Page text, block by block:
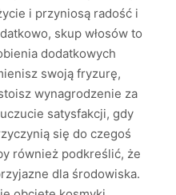
i przyniosą radość i
skup włosów to
dodatkowych
swoją fryzurę,
wynagrodzenie za
satysfakcji, gdy
się do czegoś
również podkreślić, że
dla środowiska.